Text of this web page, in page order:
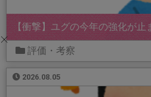
【衝撃】ユグの今年の強化が止
評価・考察
2026.08.05